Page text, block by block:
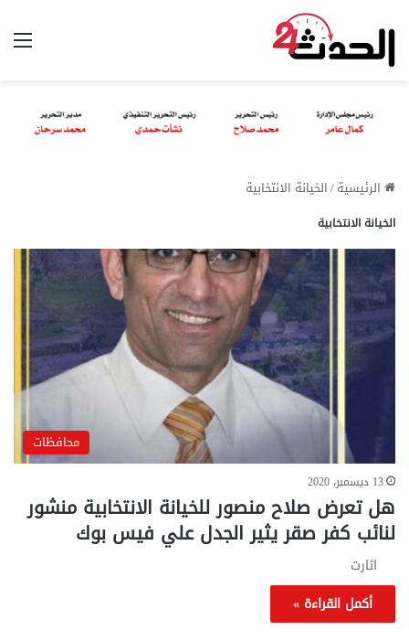
الرئيسية/الخيانة الانتخابية
الخيانة الانتخابية
محافظات
13 ديسمبر، 2020
هل تعرض صلاح منصور للخيانة الانتخابية منشور
لنائب كفر صقر يثير الجدل علي فيس بوك
اثارت
أكمل القراءة »